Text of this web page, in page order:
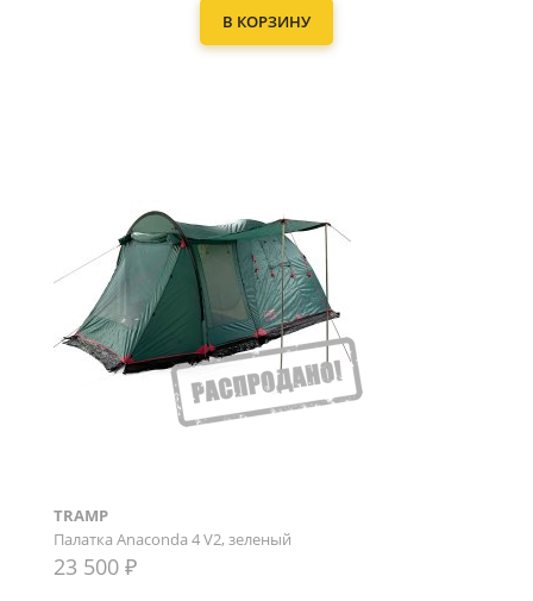
В КОРЗИНУ
TRAMP
Палатка Anaconda 4 V2, зеленый
23 500 ₽